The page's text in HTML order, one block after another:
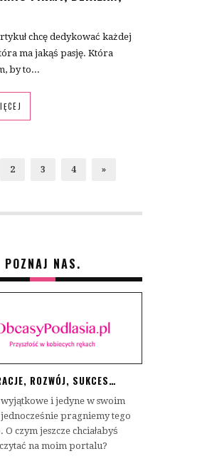
chcę dedykować każdej
ma jakąś pasję. Która
by to...
2 3 4 »
POZNAJ NAS.
ROZWÓJ, SUKCES…
wyjątkowe i jedyne w swoim
pragniemy tego
O czym jeszcze chciałabyś
na moim portalu?